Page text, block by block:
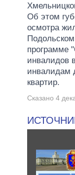
Об этом
осмотра
программе
инвалидов
инвалидам
квартир.
Сказано 4